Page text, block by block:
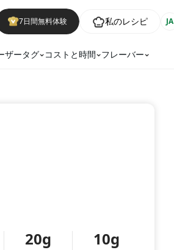
7日間無料体験 私のレシピ JA
ザータグ コストと時間 フレーバー
20g 10g